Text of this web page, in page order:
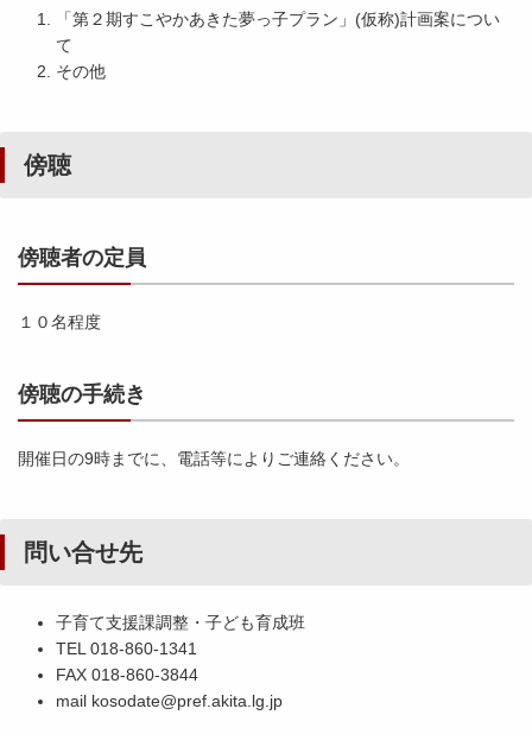
「第２期すこやかあきた夢っ子プラン」(仮称)計画案につい
て
その他
傍聴
傍聴者の定員
１０名程度
傍聴の手続き
開催日の9時までに、電話等によりご連絡ください。
問い合せ先
子育て支援課調整・子ども育成班
TEL 018-860-1341
FAX 018-860-3844
mail kosodate@pref.akita.lg.jp